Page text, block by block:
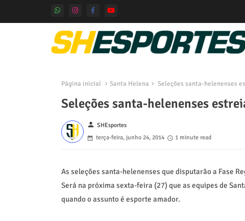
Página inicial Santa Helena Seleções santa-helenenses
Seleções santa-helenenses
person SHEsportes
terça-feira, junho 24, 2014
1 minute read
As seleções santa-helenenses que disputarão a Fase
Será na próxima sexta-feira (27) que as equipes de
quando o assunto é esporte amador.